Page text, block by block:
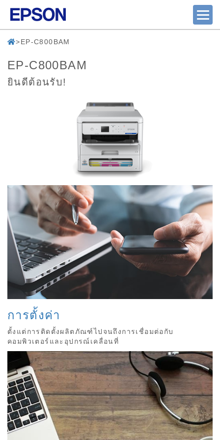
EP-C800BAM
EP-C800BAM
ยินดีต้อนรับ!
การตั้งค่า
ตั้งแต่การติดตั้งผลิตภัณฑ์ไปจนถึงการเชื่อมต่อกับ
คอมพิวเตอร์และอุปกรณ์เคลื่อนที่